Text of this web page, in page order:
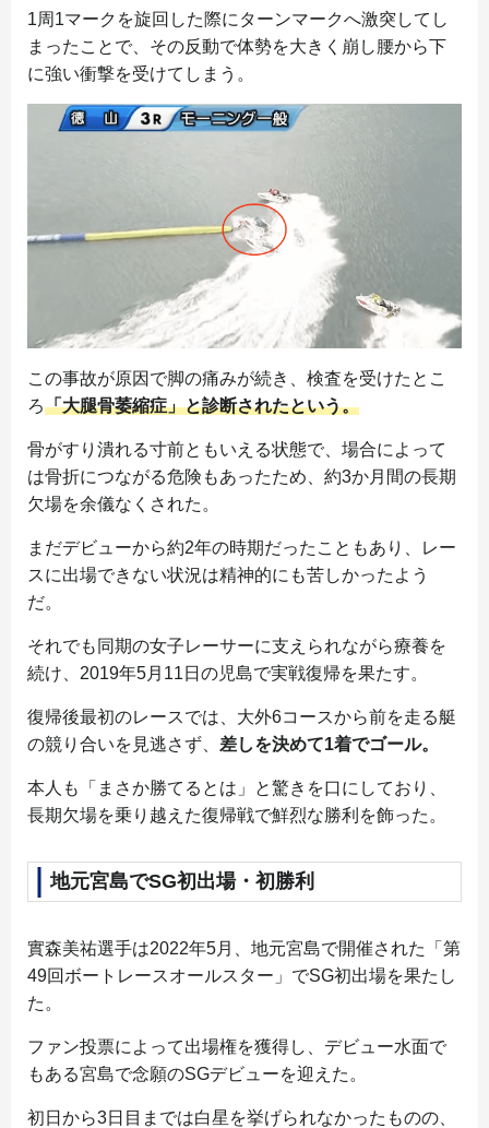
1周1マークを旋回した際にターンマークへ激突してし
まったことで、その反動で体勢を大きく崩し腰から下
に強い衝撃を受けてしまう。
この事故が原因で脚の痛みが続き、検査を受けたとこ
ろ「大腿骨萎縮症」と診断されたという。
骨がすり潰れる寸前ともいえる状態で、場合によって
は骨折につながる危険もあったため、約3か月間の長期
欠場を余儀なくされた。
まだデビューから約2年の時期だったこともあり、レー
スに出場できない状況は精神的にも苦しかったよう
だ。
それでも同期の女子レーサーに支えられながら療養を
続け、2019年5月11日の児島で実戦復帰を果たす。
復帰後最初のレースでは、大外6コースから前を走る艇
の競り合いを見逃さず、 差しを決めて1着でゴール。
本人も「まさか勝てるとは」と驚きを口にしており、
長期欠場を乗り越えた復帰戦で鮮烈な勝利を飾った。
地元宮島でSG初出場・初勝利
實森美祐選手は2022年5月、地元宮島で開催された「第
49回ボートレースオールスター」でSG初出場を果たし
た。
ファン投票によって出場権を獲得し、デビュー水面で
もある宮島で念願のSGデビューを迎えた。
初日から3日目までは白星を挙げられなかったものの、